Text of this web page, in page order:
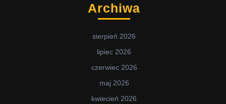
Archiwa
sierpień 2026
lipiec 2026
czerwiec 2026
maj 2026
kwiecień 2026